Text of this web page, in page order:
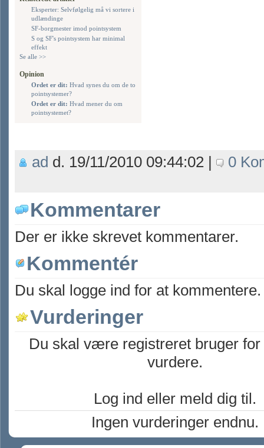
Eksperter: Selvfølgelig må vi sortere i
udlændinge
SF-borgmester imod pointsystem
S og SF's pointsystem har minimal
effekt
Se alle >>
Opinion
Ordet er dit: Hvad synes du om de to
pointsystemer?
Ordet er dit: Hvad mener du om
pointsystemet?
ad d. 19/11/2010 09:44:02 | 0
Kommentarer
Der er ikke skrevet kommentarer.
Kommentér
Du skal logge ind for at kommentere.
Vurderinger
Du skal være registreret bruger for
vurdere.
Log ind eller meld dig til.
Ingen vurderinger endnu.